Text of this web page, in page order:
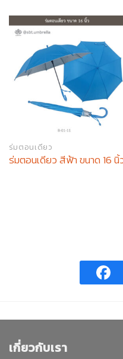
ร่มตอนเดียว
ร่มตอนเดียว สีฟ้า ขนาด 16 นิ้
เกี่ยวกับเรา